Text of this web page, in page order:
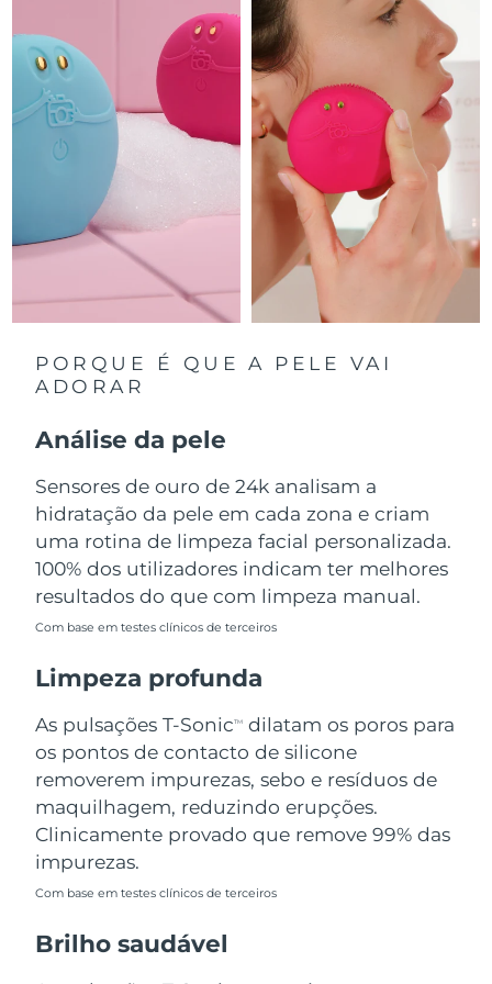
PORQUE É QUE A PELE VAI
ADORAR
Análise da pele
Sensores de ouro de 24k analisam a
hidratação da pele em cada zona e criam
uma rotina de limpeza facial personalizada.
100% dos utilizadores indicam ter melhores
resultados do que com limpeza manual.
Com base em testes clínicos de terceiros
Limpeza profunda
As pulsações T-SonicTM
dilatam os poros para
os pontos de contacto de silicone
removerem impurezas, sebo e resíduos de
maquilhagem, reduzindo erupções.
Clinicamente provado que remove 99% das
impurezas.
Com base em testes clínicos de terceiros
Brilho saudável
Entrega prevista 8/8/26
Macau, RAE da
China
Entrega prevista 10/8/26
Malásia Entrega prevista11/8/26
Entrega prevista 8/8/26
México Entrega prevista 12/8/26
Mônaco Entrega prevista 9/8/26
Países Baixos Entrega prevista
Omã Entrega prevista11/8/26
Filipinas Entrega prevista
Entrega prevista
Portugal
Porto Rico
Catar
Reunião Entrega prevista
Romênia